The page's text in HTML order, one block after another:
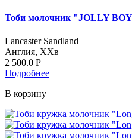
Тоби молочник "JOLLY
Lancaster Sandland
Англия, ХХв
2 500.0 Р
Подробнее
В корзину